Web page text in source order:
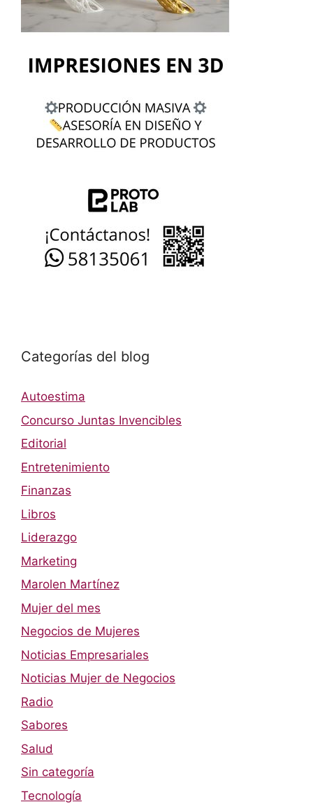
Categorías del blog
Autoestima
Concurso Juntas Invencibles
Editorial
Entretenimiento
Finanzas
Libros
Liderazgo
Marketing
Marolen Martínez
Mujer del mes
Negocios de Mujeres
Noticias Empresariales
Noticias Mujer de Negocios
Radio
Sabores
Salud
Sin categoría
Tecnología